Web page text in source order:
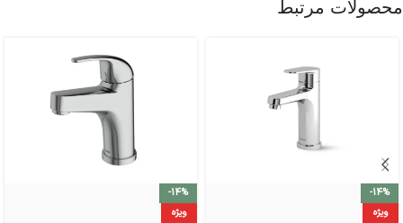
محصولات مرتبط
-14%
ویژه
-14%
ویژه